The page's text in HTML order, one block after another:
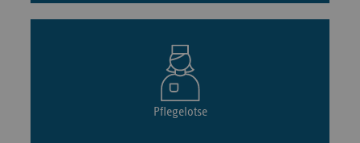
Pflegelotse